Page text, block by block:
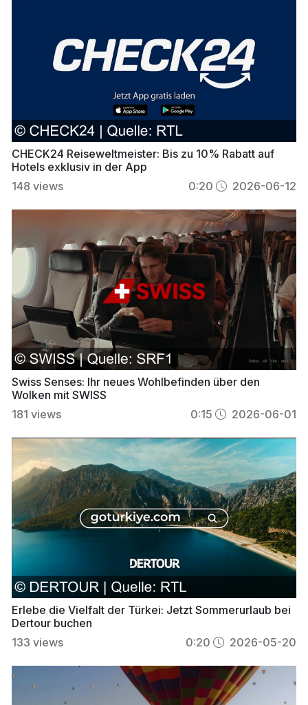
CHECK24 Reiseweltmeister: Bis zu 10% Rabatt auf
Hotels exklusiv in der App
148 views 0:20 2026-06-12
Swiss Senses: Ihr neues Wohlbefinden über den
Wolken mit SWISS
181 views 0:15 2026-06-01
Erlebe die Vielfalt der Türkei: Jetzt Sommerurlaub bei
Dertour buchen
133 views 0:20 2026-05-20